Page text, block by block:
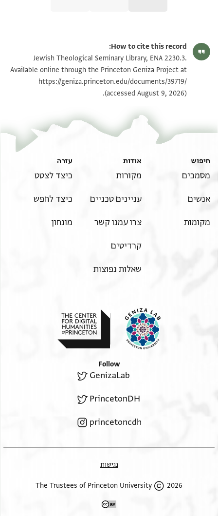
ENA 2230.3 verso הגדל וסובב
תנאי היתר שימוש בתצלום
How to cite this record:
Jewish Theological Seminary Library, ENA 2230.3.
Available online through the Princeton Geniza Project at
https://geniza.princeton.edu/documents/39719/
(accessed August 9, 2026).
חיפוש
מסמכים
אנשים
מקומות
אודות
מקורות
עניינים טכניים
צרו עמנו קשר
קרדיטים
שאלות נפוצות
עזרה
כיצד לצטט
כיצד לחפש
מונחון
Follow
GenizaLab
PrincetonDH
princetoncdh
נגישות
2026 The Trustees of Princeton University